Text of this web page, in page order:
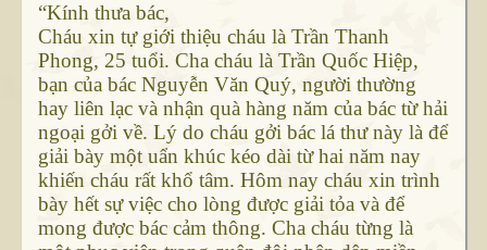
“Kính thưa bác,
Cháu xin tự giới thiệu cháu là Trần Thanh
Phong, 25 tuổi. Cha cháu là Trần Quốc Hiệp,
bạn của bác Nguyễn Văn Quý, người thường
hay liên lạc và nhận quà hàng năm của bác từ hải
ngoại gởi về. Lý do cháu gởi bác lá thư này là để
giải bày một uẩn khúc kéo dài từ hai năm nay
khiến cháu rất khổ tâm. Hôm nay cháu xin trình
bày hết sự việc cho lòng được giải tỏa và để
mong được bác cảm thông. Cha cháu từng là